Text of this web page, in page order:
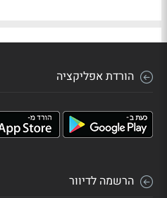
הורדת אפליקציה
הרשמה לדיוור